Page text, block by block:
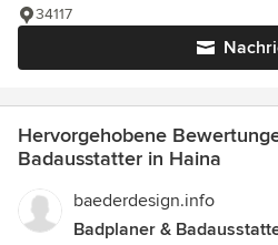
34117
Hervorgehobene
Badausstatter in Haina
baederdesign.info
Badplaner &